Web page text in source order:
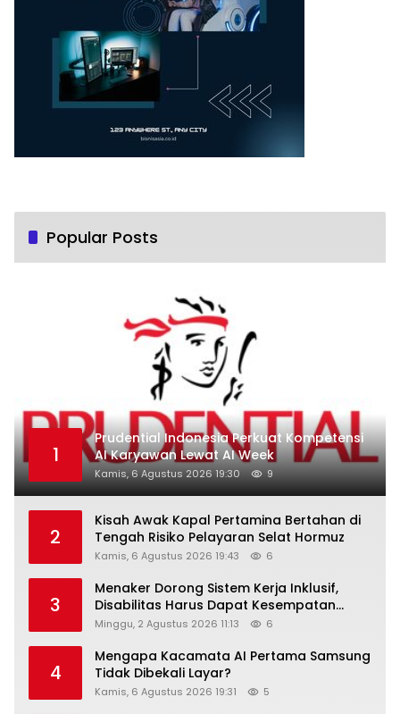
Popular Posts
1
Prudential Indonesia Perkuat Kompetensi
AI Karyawan Lewat AI Week
Kamis, 6 Agustus 2026 19:30 9
2
Kisah Awak Kapal Pertamina Bertahan di
Tengah Risiko Pelayaran Selat Hormuz
Kamis, 6 Agustus 2026 19:43 6
3
Menaker Dorong Sistem Kerja Inklusif,
Disabilitas Harus Dapat Kesempatan
Setara
Minggu, 2 Agustus 2026 11:13 6
4
Mengapa Kacamata AI Pertama Samsung
Tidak Dibekali Layar?
Kamis, 6 Agustus 2026 19:31 5